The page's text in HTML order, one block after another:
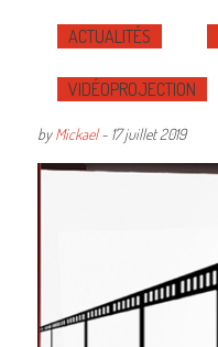
ACTUALITÉS
VIDÉOPROJECTION
byMickael- 17 juillet 2019